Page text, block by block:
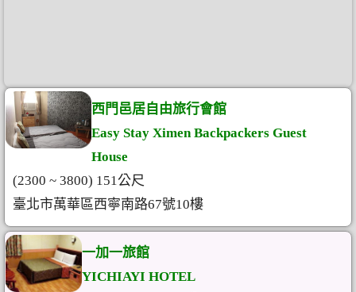
西門邑居自由旅行會館
Easy Stay Ximen Backpackers Guest
House
(2300 ~ 3800) 151公尺
臺北市萬華區西寧南路67號10樓
一加一旅館
YICHIAYI HOTEL